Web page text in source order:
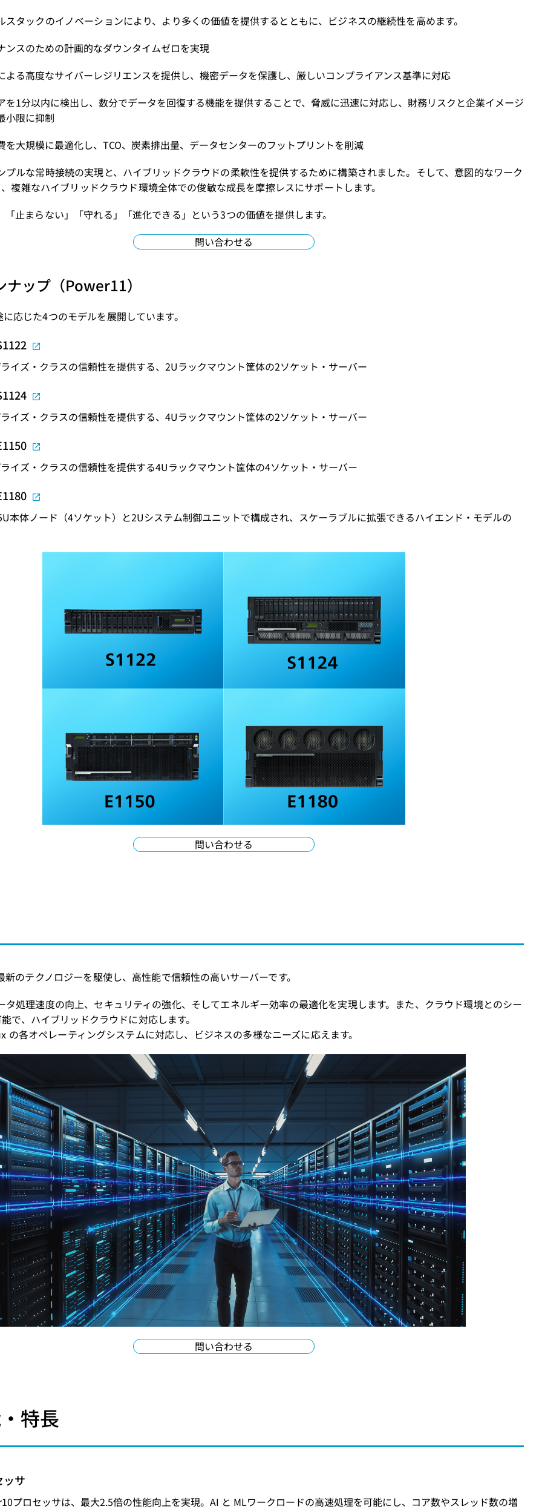
タックのイノベーションにより、より多くの価値を提供するとともに、ビジネスの継続性を高めます。
ンスのための計画的なダウンタイムゼロを実現
よる高度なサイバーレジリエンスを提供し、機密データを保護し、厳しいコンプライアンス基準に対応
を1分以内に検出し、数分でデータを回復する機能を提供することで、脅威に迅速に対応し、財務リスクと企業イメージ
小限に抑制
を大規模に最適化し、TCO、炭素排出量、データセンターのフットプリントを削減
ルな常時接続の実現と、ハイブリッドクラウドの柔軟性を提供するために構築されました。そして、意図的なワーク
複雑なハイブリッドクラウド環境全体での俊敏な成長を摩擦レスにサポートします。
止まらない」「守れる」「進化できる」という3つの価値を提供します。
問い合わせる
ップ（Power11）
応じた4つのモデルを展開しています。
イズ・クラスの信頼性を提供する、2Uラックマウント筐体の2ソケット・サーバー
イズ・クラスの信頼性を提供する、4Uラックマウント筐体の2ソケット・サーバー
イズ・クラスの信頼性を提供する4Uラックマウント筐体の4ソケット・サーバー
本体ノード（4ソケット）と2Uシステム制御ユニットで構成され、スケーラブルに拡張できるハイエンド・モデルの
問い合わせる
のテクノロジーを駆使し、高性能で信頼性の高いサーバーです。
処理速度の向上、セキュリティの強化、そしてエネルギー効率の最適化を実現します。また、クラウド環境とのシー
で、ハイブリッドクラウドに対応します。
の各オペレーティングシステムに対応し、ビジネスの多様なニーズに応えます。
問い合わせる
特長
ッサ
プロセッサは、最大2.5倍の性能向上を実現。AI と MLワークロードの高速処理を可能にし、コア数やスレッド数の増